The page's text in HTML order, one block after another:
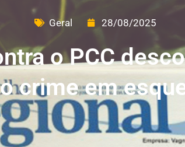
Geral 28/08/2025
o PCC
crime em